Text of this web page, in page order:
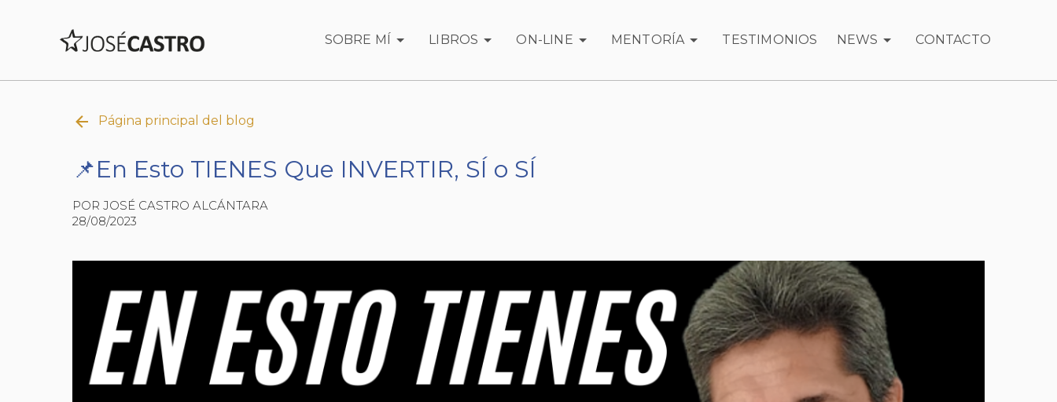
SOBRE MÍ LIBROS ON-LINE MENTORÍA TESTIMONIOS NEWS CONTACTO
Página principal del blog
📌En Esto TIENES Que INVERTIR, SÍ o SÍ
POR JOSÉ CASTRO ALCÁNTARA
28/08/2023